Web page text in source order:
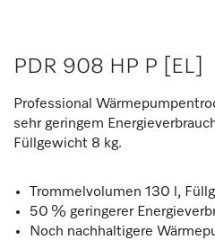
PDR 908 HP P [EL]
Professional
sehr geringem
Füllgewicht 8 kg.
Trommelvolumen 130 l,
50 % geringerer
Noch nachhaltigere